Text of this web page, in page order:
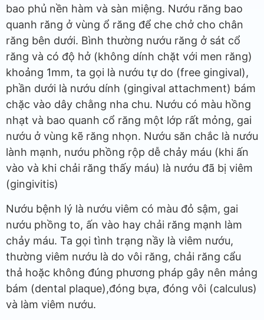
bao phủ nền hàm và sàn miệng. Nướu răng bao
quanh răng ở vùng ổ răng để che chở cho chân
răng bên dưới. Bình thường nướu răng ở sát cổ
răng và có độ hở (không dính chặt với men răng)
khoảng 1mm, ta gọi là nướu tự do (free gingival),
phần dưới là nướu dính (gingival attachment) bám
chặc vào dây chằng nha chu. Nướu có màu hồng
nhạt và bao quanh cổ răng một lớp rất mỏng, gai
nướu ở vùng kẽ răng nhọn. Nướu săn chắc là nướu
lành mạnh, nướu phồng rộp dễ chảy máu (khi ấn
vào và khi chải răng thấy máu) là nướu đã bị viêm
(gingivitis)
Nướu bệnh lý là nướu viêm có màu đỏ sậm, gai
nướu phồng to, ấn vào hay chải răng mạnh làm
chảy máu. Ta gọi tình trạng nầy là viêm nướu,
thường viêm nướu là do vôi răng, chải răng cẩu
thả hoặc không đúng phương pháp gây nên mảng
bám (dental plaque),đóng bựa, đóng vôi (calculus)
và làm viêm nướu.